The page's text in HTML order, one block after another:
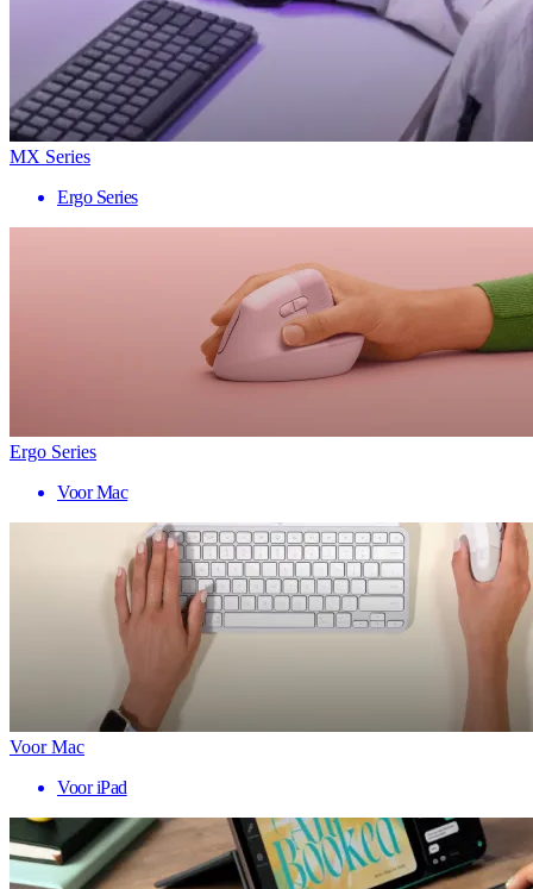
MX Series
Ergo Series
Ergo Series
Voor Mac
Voor Mac
Voor iPad